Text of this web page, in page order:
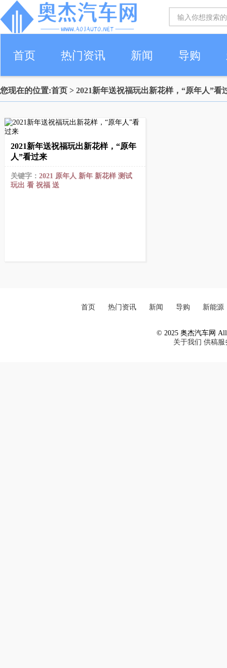
首页 热门资讯 新闻 导购
您现在的位置:首页 > 2021新年送祝福玩出新花样，“原年人”看
2021新年送祝福玩出新花样，“原年
人”看过来
关键字： 2021 原年人 新年 新花样 测试
玩出 看 祝福 送
首页 热门资讯 新闻 导购 新能源
© 2025 奥杰汽车网 All
关于我们 供稿服